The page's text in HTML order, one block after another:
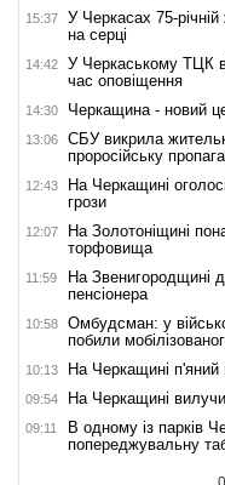
15:37
У Черкасах 75-
на серці
14:42
У Черкаському ТЦК
час оповіщення
14:30 Черкащина - новий
13:06
СБУ викрила
проросійську
12:43
На Черкащині
грози
12:07
На Золотоніщині
торфовища
11:59
На Звенигородщині
пенсіонера
10:58
Омбудсман: у
побили
10:13 На Черкащині п'яний
09:54 На Черкащині
09:11
В одному із парків
попереджувальну